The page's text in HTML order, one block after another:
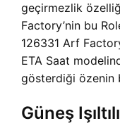
geçirmezlik
Factory’nin bu
126331 Arf
ETA Saat
gösterdiği özenin
Güneş